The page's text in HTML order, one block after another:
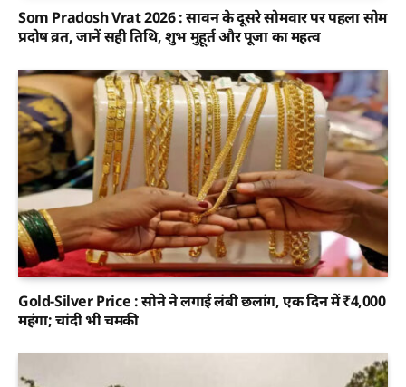
Som Pradosh Vrat 2026 : सावन के दूसरे सोमवार पर पहला सोम
प्रदोष व्रत, जानें सही तिथि, शुभ मुहूर्त और पूजा का महत्व
Gold-Silver Price : सोने ने लगाई लंबी छलांग, एक दिन में ₹4,000
महंगा; चांदी भी चमकी